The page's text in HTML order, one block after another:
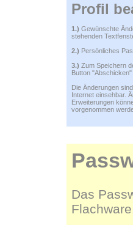
Profil
1.) Gewünschte
stehenden
2.) Persönliches
3.) Zum Speichern
Button "Abschicken"
Die Änderungen
Internet einsehbar.
Erweiterungen
vorgenommen
Das